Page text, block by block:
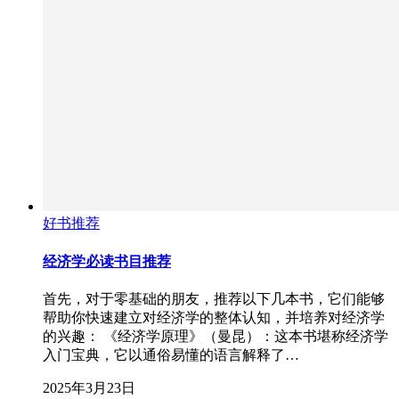
好书推荐
经济学必读书目推荐
首先，对于零基础的朋友，推荐以下几本书，它们能够
帮助你快速建立对经济学的整体认知，并培养对经济学
的兴趣： 《经济学原理》（曼昆）：这本书堪称经济学
入门宝典，它以通俗易懂的语言解释了…
2025年3月23日